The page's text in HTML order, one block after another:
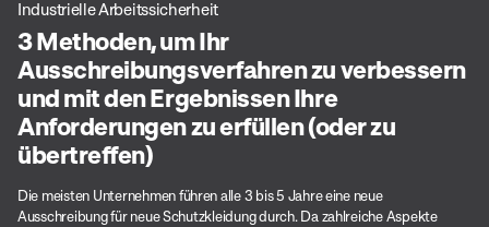
Industrielle Arbeitssicherheit
3 Methoden, um Ihr
Ausschreibungsverfahren zu verbessern
und mit den Ergebnissen Ihre
Anforderungen zu erfüllen (oder zu
übertreffen)
Die meisten Unternehmen führen alle 3 bis 5 Jahre eine neue
Ausschreibung für neue Schutzkleidung durch. Da zahlreiche Aspekte